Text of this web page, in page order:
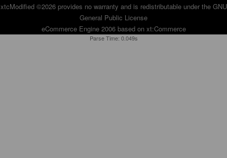
xtcModified©2026 provides no warranty and is redistributable under the GNU
General Public License
eCommerce Engine 2006 based on xt:Commerce
Parse Time: 0.049s